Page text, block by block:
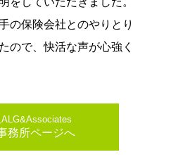
の保険会社とのやりとり
ので、快活な声が心強く
務所ページへ